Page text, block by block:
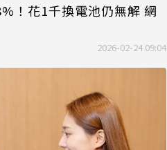
！花1千換電池仍無解 網
2026-02-24 09:04